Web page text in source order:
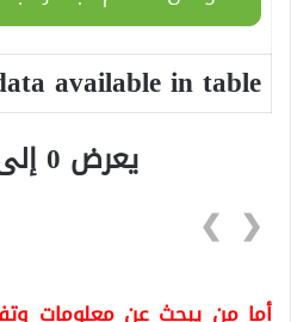
available in table
يعرض 0 إلى 0 من أصل 0 سجلّ
❮
❯
أما من يبحث عن معلومات